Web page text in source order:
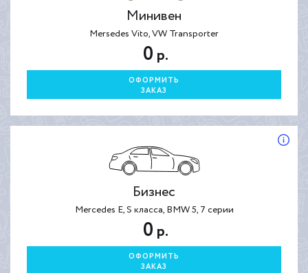
Минивен
Mersedes Vito, VW Transporter
0 р.
ОФОРМИТЬ
ЗАКАЗ
Бизнес
Mercedes E, S класса, BMW 5, 7 серии
0 р.
ОФОРМИТЬ
ЗАКАЗ